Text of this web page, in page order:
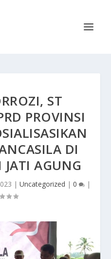
ST
PROVINSI
DI
JATI AGUNG
| Uncategorized | 0 |